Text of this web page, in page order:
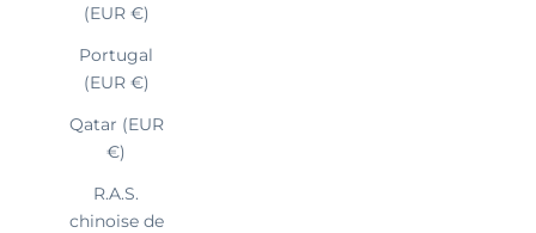
(EUR €)
Portugal
(EUR €)
Qatar (EUR
€)
R.A.S.
chinoise de